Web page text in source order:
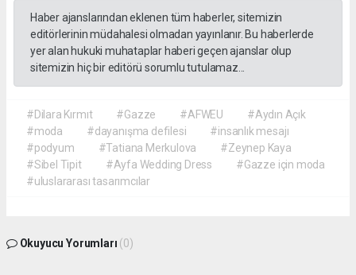
Haber ajanslarından eklenen tüm haberler, sitemizin
editörlerinin müdahalesi olmadan yayınlanır. Bu haberlerde
yer alan hukuki muhataplar haberi geçen ajanslar olup
sitemizin hiç bir editörü sorumlu tutulamaz...
#Dilara Kırmıt #Gazze #AFWEU
#Aydın Açık
#moda
#dayanışma defilesi
#insanlık mesajı
#podyum
#Tatiana Merkulova
#Zeynep Kaya
#Sibel Tipit
#Ayfa Wedding Dress
#Gazze için moda
#uluslararası tasarımcılar
Okuyucu Yorumları (0)